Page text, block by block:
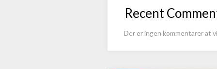
Recent
Der er ingen kommentarer at